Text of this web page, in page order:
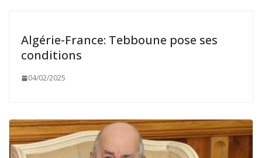
Algérie-France: Tebboune pose ses
conditions
04/02/2025